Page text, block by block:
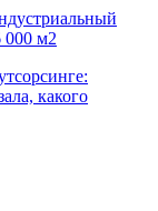
000 м2
какого